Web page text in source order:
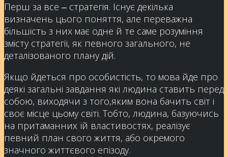
Перш за все ‒ стратегія. Існує декілька
визначень цього поняття, але переважна
більшість з них має одне й те саме розуміння
змісту стратегії, як певного загального, не
деталізованого плану дій.
Якщо йдеться про особистість, то мова йде про
деякі загальні завдання які людина ставить перед
собою, виходячи з того,яким вона бачить світ і
своє місце цьому світі. Тобто, людина, базуючись
на притаманних їй властивостях, реалізує
певний план свого життя, або окремого
значного життєвого епізоду.